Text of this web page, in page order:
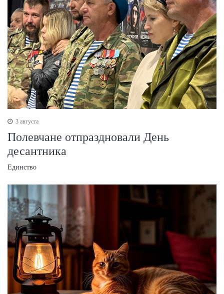
3 августа
Полевчане отпраздновали День
десантника
Единство